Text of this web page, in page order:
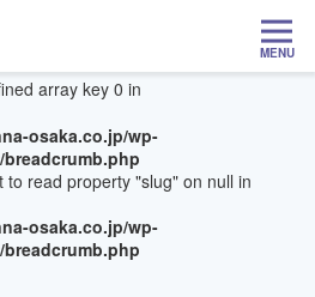
MENU
array key 0 in
osaka.co.jp/wp-
to read property "slug" on null in
osaka.co.jp/wp-